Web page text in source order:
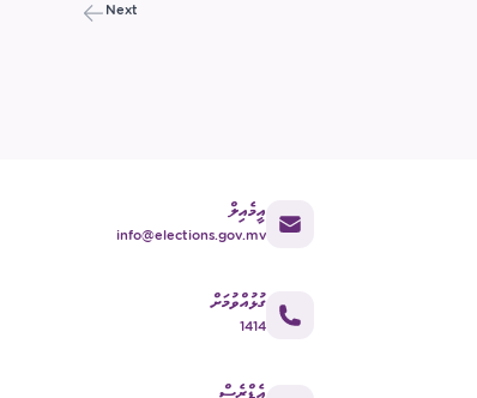
Next
އީމެއިލް
info@elections.gov.mv
ގުޅުއްވުމަށް
1414
އެޑްރެސް